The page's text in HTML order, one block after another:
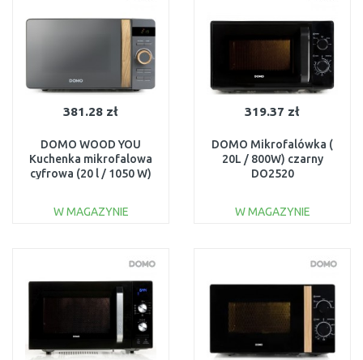
381.28 zł
DOMO WOOD YOU
Kuchenka mikrofalowa
cyfrowa (20 l / 1050 W)
W MAGAZYNIE
Do porównania
319.37 zł
DOMO Mikrofalówka (
20L / 800W) czarny
DO2520
W MAGAZYNIE
Do porównania